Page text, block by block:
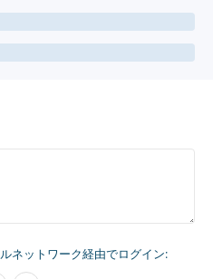
ネットワーク経由でログイン: